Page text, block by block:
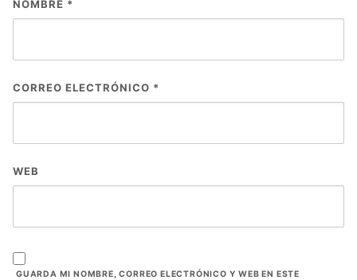
NOMBRE *
CORREO ELECTRÓNICO *
WEB
GUARDA MI NOMBRE, CORREO ELECTRÓNICO Y WEB EN ESTE